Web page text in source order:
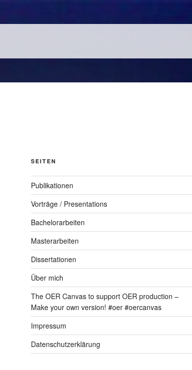
SEITEN
Publikationen
Vorträge / Presentations
Bachelorarbeiten
Masterarbeiten
Dissertationen
Über mich
The OER Canvas to support OER production –
Make your own version! #oer #oercanvas
Impressum
Datenschutzerklärung